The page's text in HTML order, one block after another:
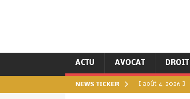
ACTU AVOCAT DROIT
NEWS TICKER [ août 4, 2026 ]